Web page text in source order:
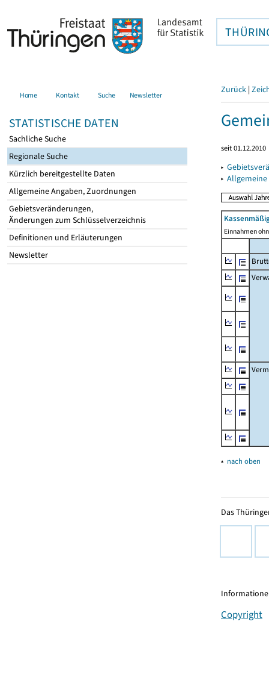
Home Kontakt Suche Newsletter
STATISTISCHE DATEN
Sachliche Suche
Regionale Suche
Kürzlich bereitgestellte Daten
Allgemeine Angaben, Zuordnungen
Gebietsveränderungen,
Änderungen zum Schlüsselverzeichnis
Definitionen und Erläuterungen
Newsletter
Zurück |
seit 01.12.2010
▸
▸
Einnahmen
▴ nach oben
Das
Copyright